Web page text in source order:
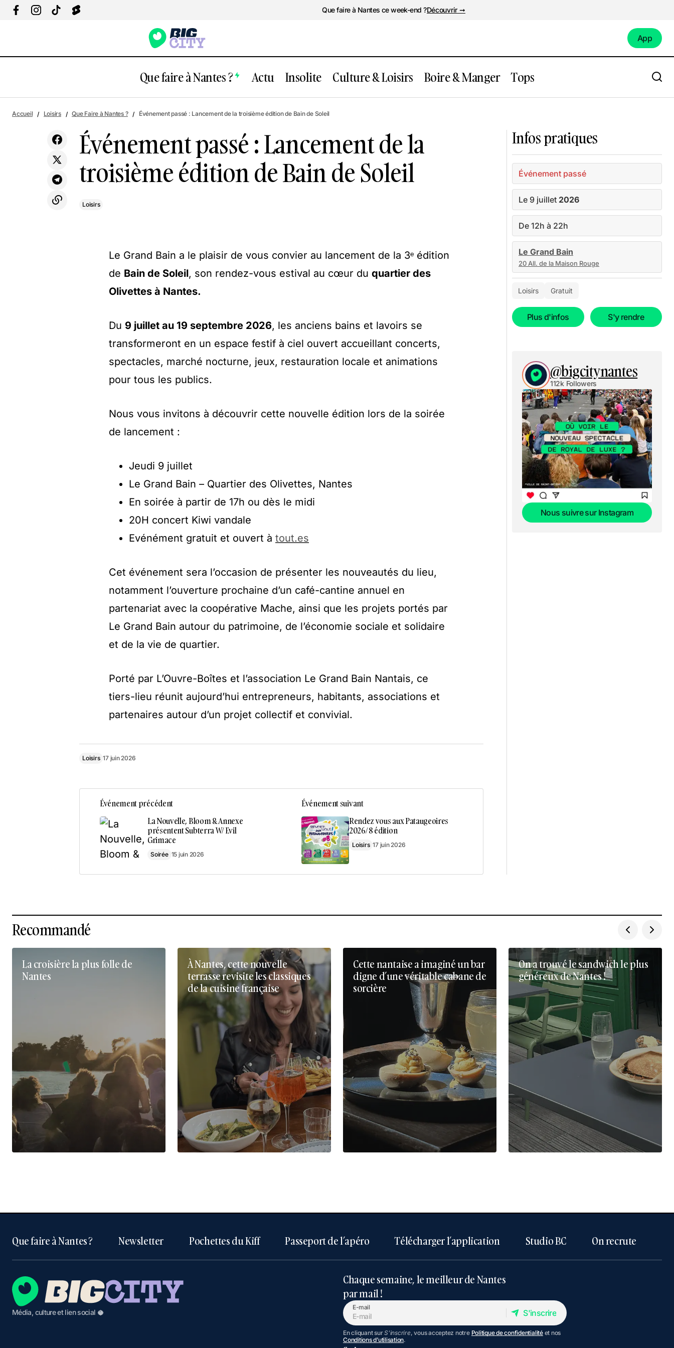
Que faire à Nantes ce week-end ?Découvrir ➞
App
Que faire à Nantes ? Actu Insolite Culture & Loisirs Boire & Manger Tops
Marché estival nocturne de Nantes
Camping
Loisirs Événement passé : Lancement de la troisième édition de
Accueil Loisirs Que Faire à Nantes ? Événement passé : Lancement de la troisième édition de Bain de Soleil
Événement passé : Lancement de la
troisième édition de Bain de Soleil
Loisirs
Le Grand Bain a le plaisir de vous convier au lancement de la 3ᵉ édition
de Bain de Soleil, son rendez-vous estival au cœur du quartier des
Olivettes à Nantes.
Du 9 juillet au 19 septembre 2026, les anciens bains et lavoirs se
transformeront en un espace festif à ciel ouvert accueillant concerts,
spectacles, marché nocturne, jeux, restauration locale et animations
pour tous les publics.
Nous vous invitons à découvrir cette nouvelle édition lors de la soirée
de lancement :
Jeudi 9 juillet
Le Grand Bain – Quartier des Olivettes, Nantes
En soirée à partir de 17h ou dès le midi
20H concert Kiwi vandale
Evénément gratuit et ouvert à tout.es
Cet événement sera l’occasion de présenter les nouveautés du lieu,
notamment l’ouverture prochaine d’un café-cantine annuel en
partenariat avec la coopérative Mache, ainsi que les projets portés par
Le Grand Bain autour du patrimoine, de l’économie sociale et solidaire
et de la vie de quartier.
Porté par L’Ouvre-Boîtes et l’association Le Grand Bain Nantais, ce
tiers-lieu réunit aujourd’hui entrepreneurs, habitants, associations et
partenaires autour d’un projet collectif et convivial.
Loisirs 17 juin 2026
Événement précédent
La Nouvelle, Bloom & Annexe
présentent Subterra W/ Evil
Grimace
Soirée 15 juin 2026
Événement suivant
Rendez vous aux Pataugeoires
2026/ 8 édition
Loisirs 17 juin 2026
Infos pratiques
Événement passé
Le 9 juillet 2026
De 12h à 22h
Le Grand Bain
20 All. de la Maison Rouge
Loisirs Gratuit
Plus d'infos S'y rendre
@bigcitynantes
112k Followers
Nous suivre sur Instagram
Recommandé
La croisière la plus folle de
Nantes
À Nantes, cette nouvelle
terrasse revisite les classiques
de la cuisine française
Cette nantaise a imaginé un bar
digne d’une véritable cabane de
sorcière
On a trouvé le sandwich le plus
généreux de Nantes !
Média, culture et lien social 🥥
Que faire à Nantes ? Newsletter Pochettes du Kiff Passeport de l’apéro Télécharger l’application Studio BC On recrute
Chaque semaine, le meilleur de Nantes
par mail !
E-mail
S'inscrire
S'inscrire
En cliquant surS'inscrire, vous acceptez notre Politique de confidentialitéet nos
Conditions d’utilisation.